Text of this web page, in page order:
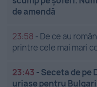
de amendă
23:58 - De ce au
printre cele mai mari
23:43 - Seceta de pe
uriașe pentru